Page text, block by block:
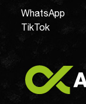
WhatsApp
TikTok